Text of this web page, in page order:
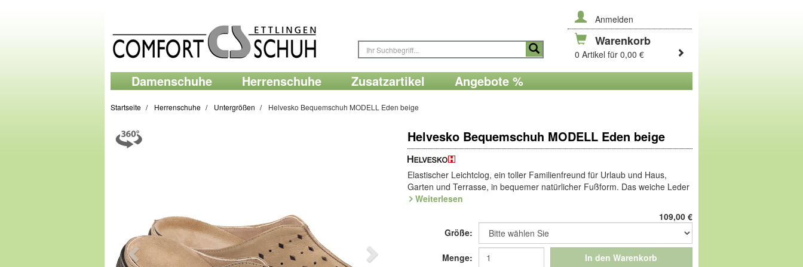
Anmelden
Warenkorb
0 Artikel für 0,00 €
Damenschuhe Herrenschuhe Zusatzartikel Angebote %
Startseite Herrenschuhe Untergrößen Helvesko Bequemschuh MODELL Eden beige
Helvesko Bequemschuh MODELL Eden beige
Elastischer Leichtclog, ein toller Familienfreund für Urlaub und Haus,
Garten und Terrasse, in bequemer natürlicher Fußform. Das weiche Leder
ist zusätzlich ledergefüttert und durch beide Schichten gelocht: luftig, aber
atmungsaktiver Decksohle, auch für eigene Einlagen. Hochflexible,
rutschhemmende Sohle mit minimalem Gewicht.
Schalen-Sohle
aus extra leichtem PU fühlen sich die Füße so frei
wie auf Wolken - sie ist ein absolutes Leichtgewicht, dennoch belastbar,
Weiterlesen
109,00 €
Größe:
Menge: In den Warenkorb